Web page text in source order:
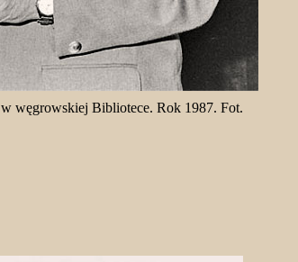
w węgrowskiej Bibliotece. Rok 1987. Fot.